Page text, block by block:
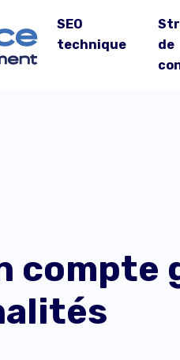
SEO
technique
de
compte